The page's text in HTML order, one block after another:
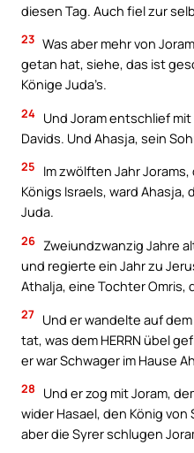
diesen Tag. Auch fiel zur
23 Was aber mehr von
getan hat, siehe, das ist
Könige Juda’s.
24 Und Joram entschlief
Davids. Und Ahasja, sein
25
Im zwölften Jahr
Königs Israels, ward Ahasja,
Juda.
26 Zweiundzwanzig Jahre
und regierte ein Jahr zu
Athalja, eine Tochter Omris,
27 Und er wandelte auf
tat, was dem HERRN übel
er war Schwager im Hause
28
Und er zog mit Joram,
wider Hasael, den König von
aber die Syrer schlugen